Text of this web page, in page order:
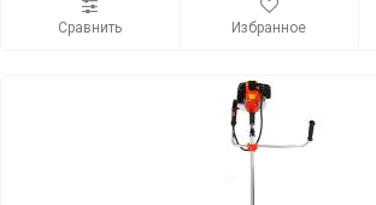
Сравнить Избранное